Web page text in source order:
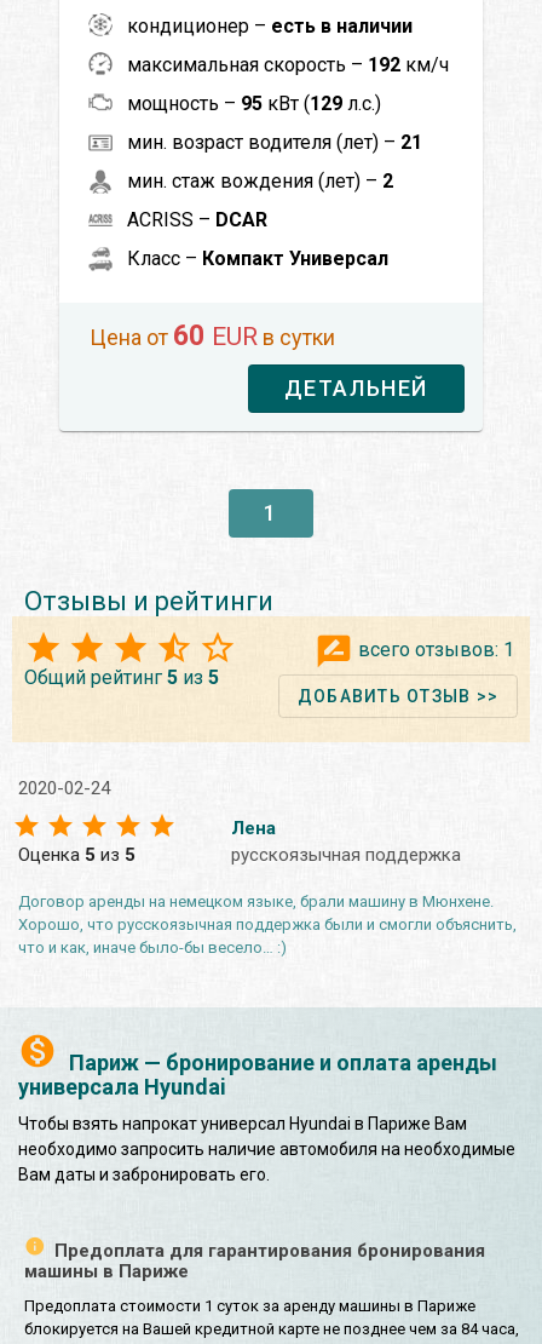
Париж — бронирование и оплата аренды
универсала Hyundai
Чтобы взять напрокат универсал Hyundai в Париже Вам
необходимо запросить наличие автомобиля на необходимые
Вам даты и забронировать его.
Предоплата для гарантирования бронирования
машины в Париже
Предоплата стоимости 1 суток за аренду машины в Париже
блокируется на Вашей кредитной карте не позднее чем за 84 часа,
кондиционер – есть в наличии
максимальная скорость – 192 км/ч
мощность – 95 кВт (129 л.с.)
мин. возраст водителя (лет) – 21
мин. стаж вождения (лет) – 2
ACRISS – DCAR
Класс – Компакт Универсал
Цена от 60 EUR в сутки
ДЕТАЛЬНЕЙ
1
Отзывы и рейтинги
Общий рейтинг 5 из 5
всего отзывов: 1
ДОБАВИТЬ ОТЗЫВ >>
2020-02-24
Оценка 5 из 5
Лена
русскоязычная поддержка
Договор аренды на немецком языке, брали машину в Мюнхене.
Хорошо, что русскоязычная поддержка были и смогли объяснить,
что и как, иначе было-бы весело… :)